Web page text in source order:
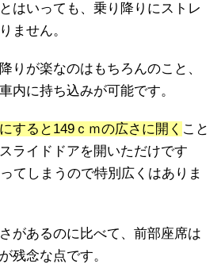
はいっても、乗り降りにストレ
ません。
りが楽なのはもちろんのこと、
内に持ち込みが可能です。
すると149ｃｍの広さに開く こと
ライドドアを開いただけです
てしまうので特別広くはありま
があるのに比べて、前部座席は
残念な点です。